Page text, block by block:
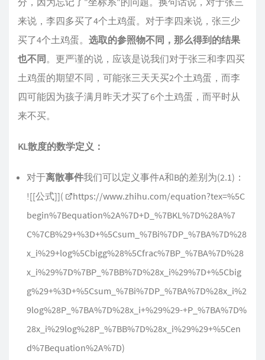
来说，李四多买了4个土鸡蛋。对于李四来说，张三少
买了4个土鸡蛋。 选取的参照物不同，那么得到的结果
也不同 。更严谨的说，应该是说我们对于张三和李四买
土鸡蛋的期望不同，可能张三天天买2个土鸡蛋，而李
四可能因为孩子满月昨天才买了6个土鸡蛋，而平时从
来不买。
KL散度的数学定义：
对于离散事件我们可以定义事件A和B的差别为(2.1)：
![[公式]](
https://www.zhihu.com/equation?tex=%5C
begin%7Bequation%2A%7D+D_%7BKL%7D%28A%7
C%7CB%29+%3D+%5Csum_%7Bi%7DP_%7BA%7D%28
x_i%29+log%5Cbigg%28%5Cfrac%7BP_%7BA%7D%28
x_i%29%7D%7BP_%7BB%7D%28x_i%29%7D+%5Cbig
g%29+%3D+%5Csum_%7Bi%7DP_%7BA%7D%28x_i%2
9log%28P_%7BA%7D%28x_i+%29%29-+P_%7BA%7D%
28x_i%29log%28P_%7BB%7D%28x_i%29%29+%5Cen
d%7Bequation%2A%7D)